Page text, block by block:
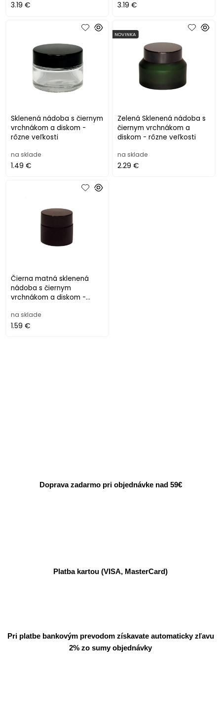
3.19 € 3.19 €
Sklenená nádoba s čiernym
vrchnákom a diskom -
rôzne veľkosti
na sklade
1.49 €
Zelená Sklenená nádoba s
čiernym vrchnákom a
diskom - rôzne veľkosti
NOVINKA
na sklade
2.29 €
Čierna matná sklenená
nádoba s čiernym
vrchnákom a diskom -
na sklade
1.59 €
Doprava zadarmo pri objednávke nad 59€
Platba kartou (VISA, MasterCard)
Pri platbe bankovým prevodom získavate automaticky zľavu
2% zo sumy objednávky